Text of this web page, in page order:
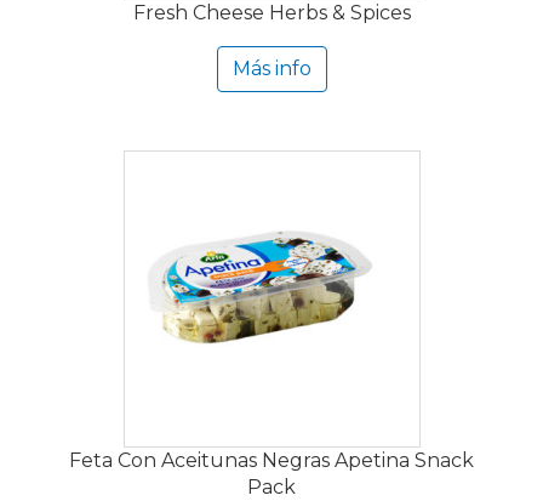
Fresh Cheese Herbs & Spices
Más info
Feta Con Aceitunas Negras Apetina Snack
Pack